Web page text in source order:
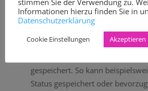
spätestens gelöscht, nachdem ein
Online-Angebot verlassen und
Permanente Cookies:
gespeichert. So kann
Status gespeichert oder
stimmen Sie der Verwendung zu.
Informationen hierzu finden Sie in
Datenschutzerklärung
Cookie Einstellungen Akzeptieren